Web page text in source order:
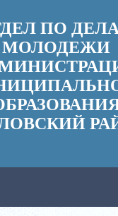
ПО
МОЛОДЕЖИ